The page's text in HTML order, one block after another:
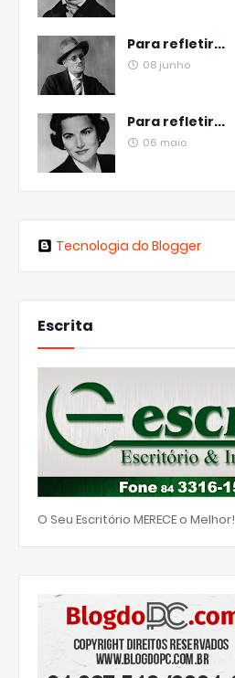
Para refletir...
08 junho
Para refletir...
06 maio
Tecnologia do Blogger
Escrita
O Seu Escritório MERECE o Melhor!